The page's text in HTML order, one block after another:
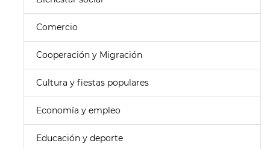
Comercio
Cooperación y Migración
Cultura y fiestas populares
Economía y empleo
Educación y deporte